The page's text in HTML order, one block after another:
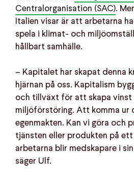
Centralorganisation (SAC).
Italien visar är att arbetarna
spela i klimat- och
hållbart samhälle.
– Kapitalet har skapat denna
hjärnan på oss. Kapitalism
och tillväxt för att skapa vinst
miljöförstöring. Att komma ur
egenmakten. Kan vi göra och
tjänsten eller produkten på
arbetarna blir medskapare i
säger Ulf.